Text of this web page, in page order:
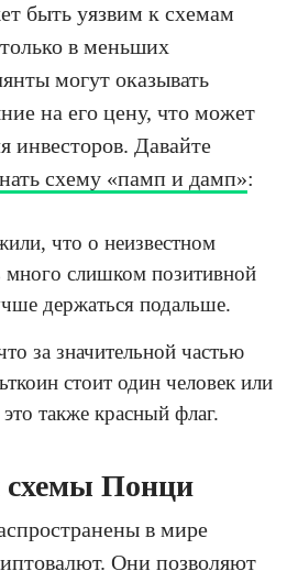
быть уязвим к схемам
в меньших
могут оказывать
на его цену, что может
инвесторов. Давайте
схему «памп и дамп»:
что о неизвестном
много слишком позитивной
держаться подальше.
за значительной частью
стоит один человек или
также красный флаг.
Понци
в мире
Они позволяют